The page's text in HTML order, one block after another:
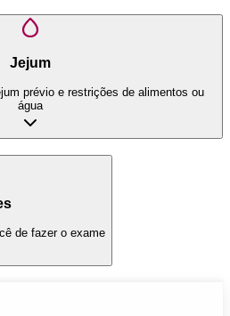
Jejum
prévio e restrições de alimentos ou
água
de fazer o exame